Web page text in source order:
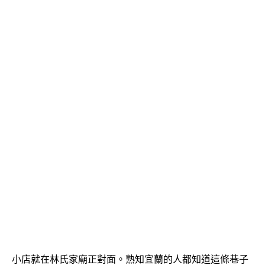
小店就在林氏家廟正對面。熟知宜蘭的人都知道這條巷子